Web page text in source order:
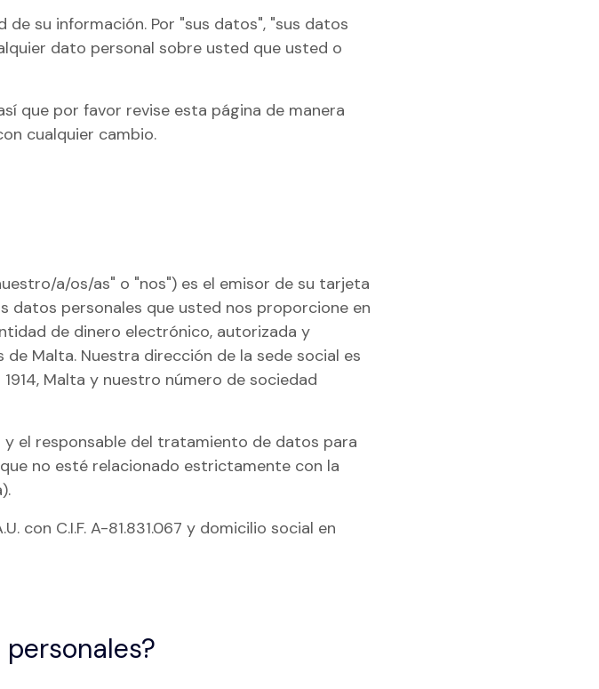
Moda y accesorios
Muebles y decoración
Cosmética
Precios
su información. Por "sus datos", "sus datos
dato personal sobre usted que usted o
que por favor revise esta página de manera
cualquier cambio.
a/os/as" o "nos") es el emisor de su tarjeta
personales que usted nos proporcione en
de dinero electrónico, autorizada y
Malta. Nuestra dirección de la sede social es
Malta y nuestro número de sociedad
el responsable del tratamiento de datos para
no esté relacionado estrictamente con la
con C.I.F. A-81.831.067 y domicilio social en